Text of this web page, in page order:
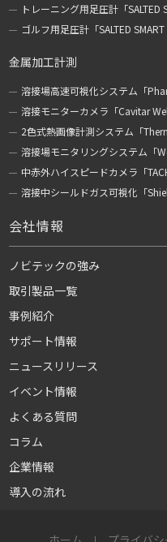
トレーニング用足圧計「SALTED
ゴルフ用足圧計「SALTED SMART
金属加工計測
溶接場高速可視化システム「
溶接モニターカメラ「Cavitar
2色式熱画像計測システム「
溶接場モニタリングシステム「
中赤外ハイスピードカメラ「
溶接中シールドガス可視化「
会社情報
ノビテックの強み
取引製品一覧
事例紹介
サポート情報
ニュースリリース
イベント情報
よくある質問
コラム
企業情報
導入の流れ